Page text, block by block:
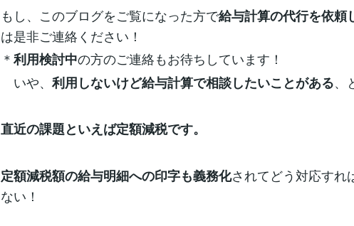
もし、このブログをご覧になった方で給与計算の代行を依頼
は是非ご連絡ください！
＊利用検討中の方のご連絡もお待ちしています！
いや、 利用しないけど給与計算で相談したいことがある、
直近の課題といえば定額減税です。
定額減税額の給与明細への印字も義務化されてどう対応すれ
ない！